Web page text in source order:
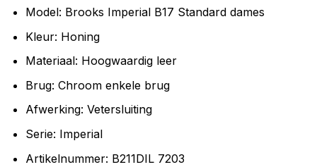
Model: Brooks Imperial B17 Standard dames
Kleur: Honing
Materiaal: Hoogwaardig leer
Brug: Chroom enkele brug
Afwerking: Vetersluiting
Serie: Imperial
Artikelnummer: B211DIL 7203